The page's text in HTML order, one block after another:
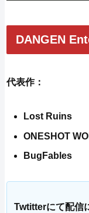
DANGEN
代表作：
Lost Ruins
ONESHOT
BugFables
Twtitterにて配信